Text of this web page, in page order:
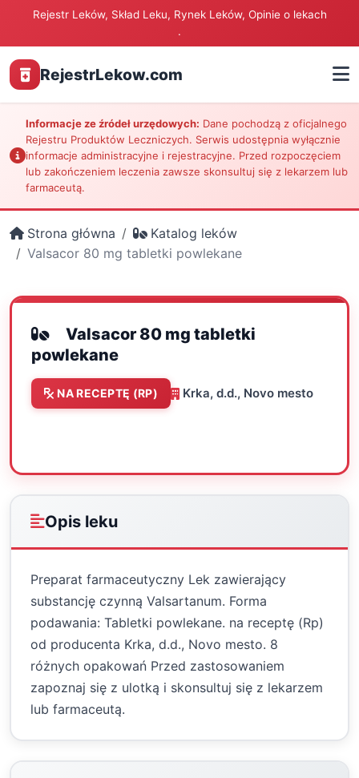
Rejestr Leków, Skład Leku, Rynek Leków, Opinie o lekach
.
RejestrLekow.com
Informacje ze źródeł urzędowych: Dane pochodzą z oficjalnego
Rejestru Produktów Leczniczych. Serwis udostępnia wyłącznie
informacje administracyjne i rejestracyjne. Przed rozpoczęciem
lub zakończeniem leczenia zawsze skonsultuj się z lekarzem lub
farmaceutą.
Strona główna
Katalog leków
Valsacor 80 mg tabletki powlekane
Valsacor 80 mg tabletki
powlekane
NA RECEPTĘ (RP) Krka, d.d., Novo mesto
Opis leku
Preparat farmaceutyczny Lek zawierający
substancję czynną Valsartanum. Forma
podawania: Tabletki powlekane. na receptę (Rp)
od producenta Krka, d.d., Novo mesto. 8
różnych opakowań Przed zastosowaniem
zapoznaj się z ulotką i skonsultuj się z lekarzem
lub farmaceutą.